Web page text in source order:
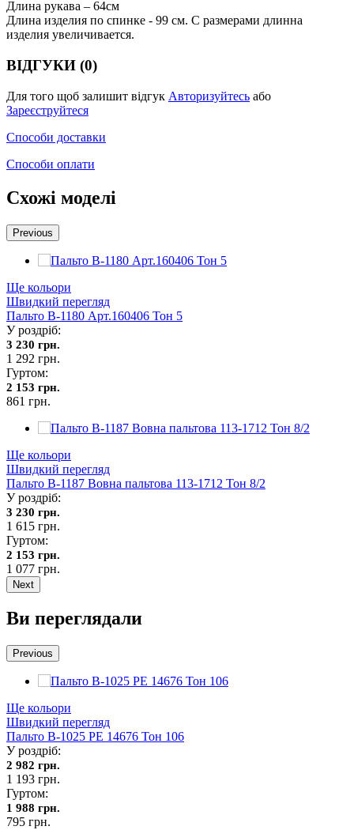
Длина рукава – 64см
Длина изделия по спинке - 99 см. С размерами длинна
изделия увеличивается.
ВІДГУКИ (0)
Для того щоб залишит відгук Авторизуйтесь або
Зареєструйтеся
Способи доставки
Способи оплати
Схожі моделі
Previous
Ще кольори
Швидкий перегляд
Пальто В-1180 Aрт.160406 Тон 5
У роздріб:
3 230 грн.
1 292 грн.
Гуртом:
2 153 грн.
861 грн.
Ще кольори
Швидкий перегляд
Пальто В-1187 Вовна пальтова 113-1712 Тон 8/2
У роздріб:
3 230 грн.
1 615 грн.
Гуртом:
2 153 грн.
1 077 грн.
Next
Ви переглядали
Previous
Ще кольори
Швидкий перегляд
Пальто В-1025 PE 14676 Тон 106
У роздріб:
2 982 грн.
1 193 грн.
Гуртом:
1 988 грн.
795 грн.